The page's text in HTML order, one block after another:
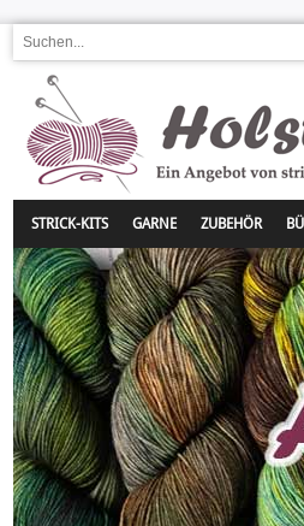
STRICK-KITS GARNE ZUBEHÖR